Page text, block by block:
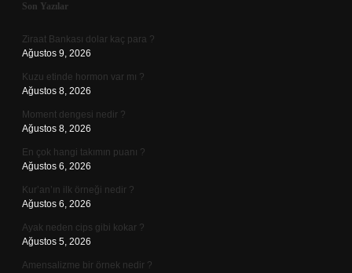
Sidebar
Son Yazılar
Ziraat Bankası dolar kaç para ?
Ağustos 9, 2026
Kuzu etinde hormon var mı ?
Ağustos 8, 2026
Moment dengesi nedir ?
Ağustos 8, 2026
En çok hangi takımın puanı ?
Ağustos 6, 2026
Kur’an’ın ilk örneği nedir ?
Ağustos 6, 2026
Ayak neden cips gibi kokar ?
Ağustos 5, 2026
Amensalizme bir örnek nedir ?